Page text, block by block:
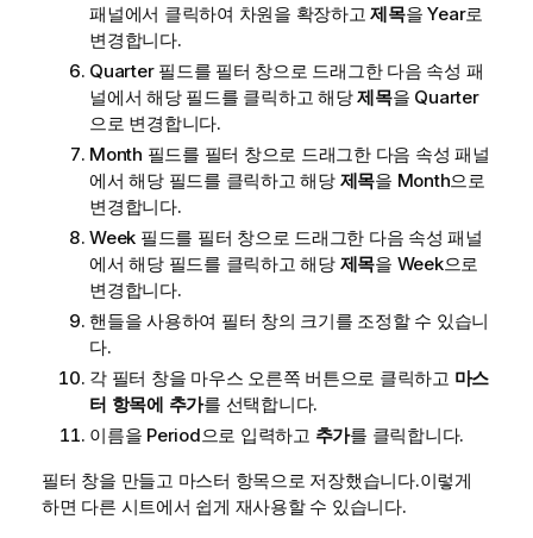
패널에서 클릭하여 차원을 확장하고제목을Year로
변경합니다.
Quarter필드를 필터 창으로 드래그한 다음 속성 패
널에서 해당 필드를 클릭하고 해당제목을 Quarter
으로 변경합니다.
Month 필드를 필터 창으로 드래그한 다음 속성 패널
에서 해당 필드를 클릭하고 해당 제목을 Month으로
변경합니다.
Week 필드를 필터 창으로 드래그한 다음 속성 패널
에서 해당 필드를 클릭하고 해당 제목을 Week으로
변경합니다.
핸들을 사용하여 필터 창의 크기를 조정할 수 있습니
다.
각 필터 창을 마우스 오른쪽 버튼으로 클릭하고 마스
터 항목에 추가를 선택합니다.
이름을 Period으로 입력하고 추가를 클릭합니다.
필터 창을 만들고 마스터 항목으로 저장했습니다.이렇게
하면 다른 시트에서 쉽게 재사용할 수 있습니다.